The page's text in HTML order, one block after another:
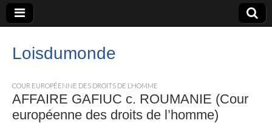
Loisdumonde
COUR EUROPÉENNE DES DROITS DE L’HOMME
AFFAIRE GAFIUC c. ROUMANIE (Cour
européenne des droits de l’homme)